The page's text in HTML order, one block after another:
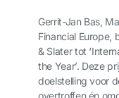
Gerrit-Jan Bas,
Financial Europe,
& Slater tot
the Year’. Deze
doelstelling voor